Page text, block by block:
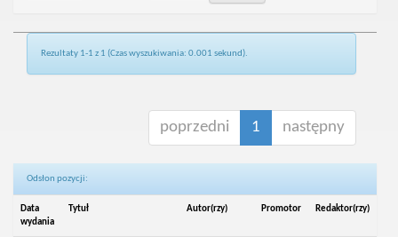
Rezultaty 1-1 z 1 (Czas wyszukiwania: 0.001 sekund).
poprzedni 1 następny
Odsłon pozycji:
Data
wydania
Tytuł Autor(rzy) Promotor Redaktor(rzy)